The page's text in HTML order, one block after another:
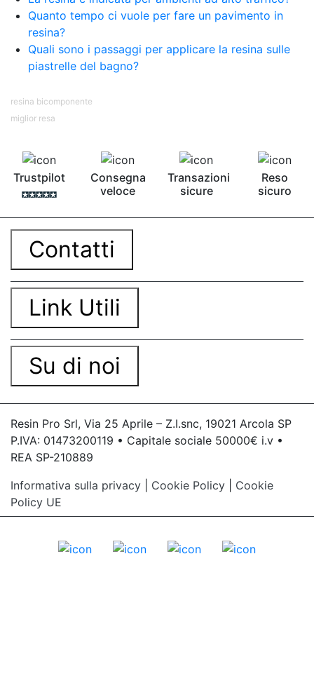
Quanto tempo ci vuole per fare un pavimento in
resina?
Quali sono i passaggi per applicare la resina sulle
piastrelle del bagno?
resina bicomponente
miglior resa
Trustpilot
Consegna
veloce
Transazioni
sicure
Reso
sicuro
Contatti
Link Utili
Su di noi
Resin Pro Srl, Via 25 Aprile – Z.I.snc, 19021 Arcola SP
P.IVA: 01473200119 • Capitale sociale 50000€ i.v •
REA SP-210889
Informativa sulla privacy
Cookie Policy
Cookie
Policy UE